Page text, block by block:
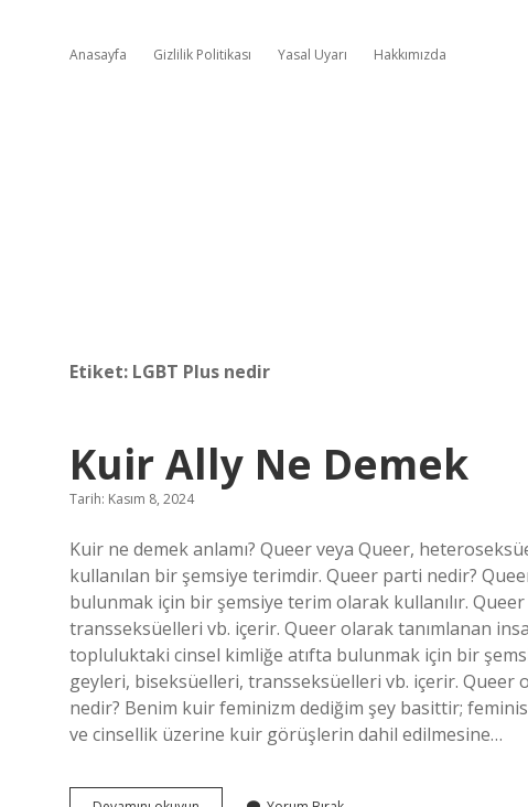
Anasayfa Gizlilik Politikası Yasal Uyarı Hakkımızda
Etiket: LGBT Plus nedir
Kuir Ally Ne Demek
Tarih: Kasım 8, 2024
Kuir ne demek anlamı? Queer veya Queer,
kullanılan bir şemsiye terimdir. Queer parti nedir?
bulunmak için bir şemsiye terim olarak kullanılır.
transseksüelleri vb. içerir. Queer olarak tanımlanan
topluluktaki cinsel kimliğe atıfta bulunmak için bir
geyleri, biseksüelleri, transseksüelleri vb. içerir.
nedir? Benim kuir feminizm dediğim şey basittir;
ve cinsellik üzerine kuir görüşlerin dahil edilmesine…